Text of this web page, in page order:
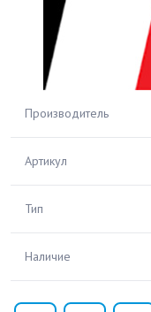
Производитель
Артикул
Тип
Наличие